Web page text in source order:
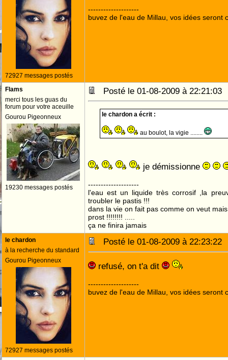
72927 messages postés
--------------------
buvez de l'eau de Millau, vos idées seront
Flams
merci tous les guas du
forum pour votre aceuille
Gourou Pigeonneux
19230 messages postés
Posté le 01-08-2009 à
le chardon a écrit :
au boulot, la vigie ........
je démissionne
--------------------
l'eau est un liquide très corrosif ,la
troubler le pastis !!!
dans la vie on fait pas comme on veut
prost !!!!!!!! .....
ça ne finira jamais
le chardon
à la recherche du standard
Gourou Pigeonneux
72927 messages postés
Posté le 01-08-2009 à
refusé, on t'a dit
--------------------
buvez de l'eau de Millau, vos idées seront